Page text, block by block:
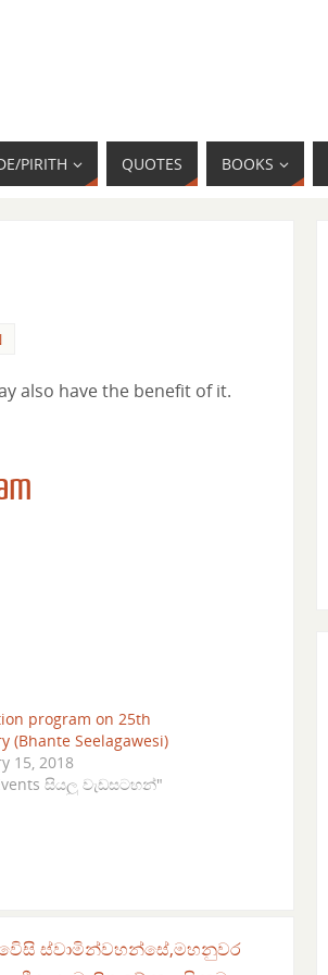
PIRITH QUOTES BOOKS
also have the benefit of it.
program on 25th
(Bhante Seelagawesi)
15, 2018
සියලු වැඩසටහන්"
ස්වාමින්වහන්සේ,මහනුවර